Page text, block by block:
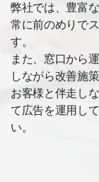
弊社では、豊富
常に前のめりで
す。
また、窓口から
しながら改善施
お客様と伴走し
て広告を運用し
い。